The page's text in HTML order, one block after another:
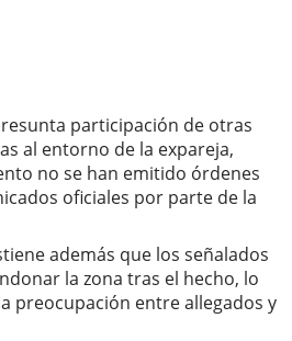
participación de otras
al entorno de la expareja,
no se han emitido órdenes
oficiales por parte de la
además que los señalados
la zona tras el hecho, lo
preocupación entre allegados y